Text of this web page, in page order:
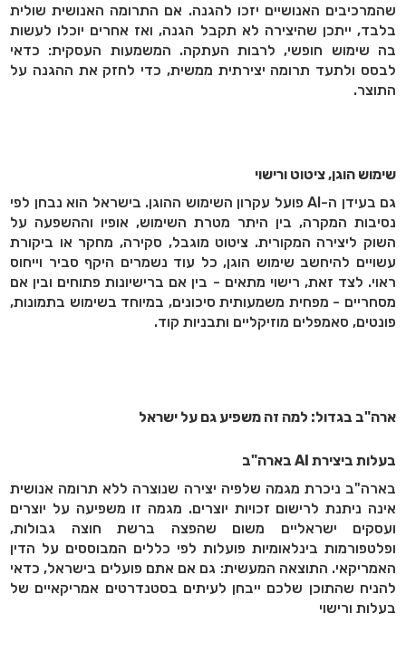
שהמרכיבים האנושיים יזכו להגנה. אם התרומה האנושית שולית
בלבד, ייתכן שהיצירה לא תקבל הגנה, ואז אחרים יוכלו לעשות
בה שימוש חופשי, לרבות העתקה. המשמעות העסקית: כדאי
לבסס ולתעד תרומה יצירתית ממשית, כדי לחזק את ההגנה על
התוצר.
שימוש הוגן, ציטוט ורישוי
גם בעידן ה-AI פועל עקרון השימוש ההוגן. בישראל הוא נבחן לפי
נסיבות המקרה, בין היתר מטרת השימוש, אופיו וההשפעה על
השוק ליצירה המקורית. ציטוט מוגבל, סקירה, מחקר או ביקורת
עשויים להיחשב שימוש הוגן, כל עוד נשמרים היקף סביר וייחוס
ראוי. לצד זאת, רישוי מתאים - בין אם ברישיונות פתוחים ובין אם
מסחריים - מפחית משמעותית סיכונים, במיוחד בשימוש בתמונות,
פונטים, סאמפלים מוזיקליים ותבניות קוד.
ארה"ב בגדול: למה זה משפיע גם על ישראל
בעלות ביצירת AI בארה"ב
בארה"ב ניכרת מגמה שלפיה יצירה שנוצרה ללא תרומה אנושית
אינה ניתנת לרישום זכויות יוצרים. מגמה זו משפיעה על יוצרים
ועסקים ישראליים משום שהפצה ברשת חוצה גבולות,
ופלטפורמות בינלאומיות פועלות לפי כללים המבוססים על הדין
האמריקאי. התוצאה המעשית: גם אם אתם פועלים בישראל, כדאי
להניח שהתוכן שלכם ייבחן לעיתים בסטנדרטים אמריקאיים של
בעלות ורישוי